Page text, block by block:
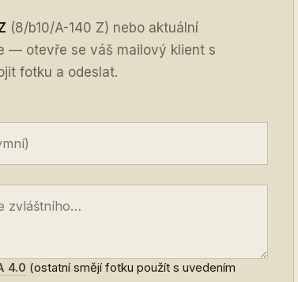
(8/b10/A-140 Z) nebo aktuální
— otevře se váš mailový klient s
fotku a odeslat.
4.0 (ostatní smějí fotku použít s uvedením